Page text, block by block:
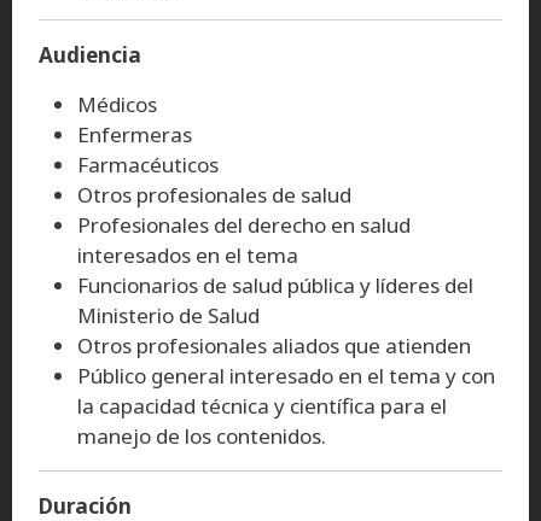
Audiencia
Médicos
Enfermeras
Farmacéuticos
Otros profesionales de salud
Profesionales del derecho en salud
interesados en el tema
Funcionarios de salud pública y líderes del
Ministerio de Salud
Otros profesionales aliados que atienden
Público general interesado en el tema y con
la capacidad técnica y científica para el
manejo de los contenidos.
Duración